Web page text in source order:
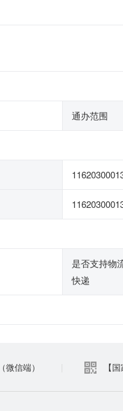
通办范围
是否支持物
快递
微信端） 【